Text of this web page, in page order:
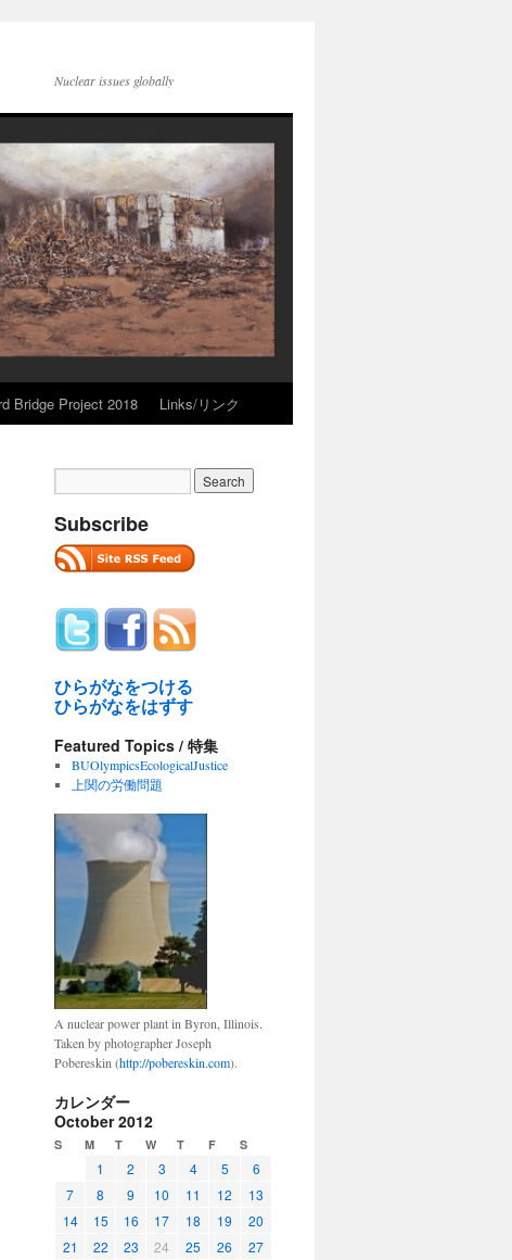
Nuclear issues globally
Bridge Project 2018 Links/リンク
Subscribe
ひらがなをつける
ひらがなをはずす
Featured Topics / 特集
BUOlympicsEcologicalJustice
上関の労働問題
A nuclear power plant in Byron, Illinois.
Taken by photographer Joseph
Pobereskin (http://pobereskin.com).
カレンダー
October 2012
S M T W T F S
1 2 3 4 5
6
7
8 9 10 11 12
13
14
15 16 17 18 19
20
21
22 23 24 25 26
27